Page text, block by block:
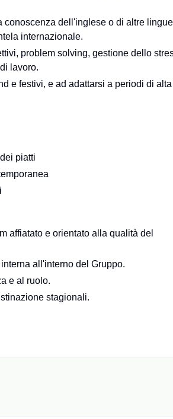
conoscenza dell'inglese o di altre lingue
internazionale.
problem solving, gestione dello
lavoro.
e festivi, e ad adattarsi a periodi di alta
piatti
affiatato e orientato alla qualità del
all'interno del Gruppo.
e al ruolo.
stagionali.